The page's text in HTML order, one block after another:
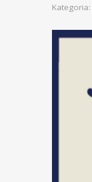
Kategoria: